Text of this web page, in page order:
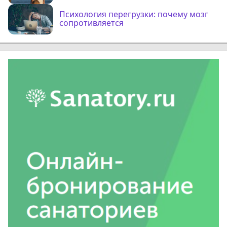
Психология перегрузки: почему мозг
сопротивляется